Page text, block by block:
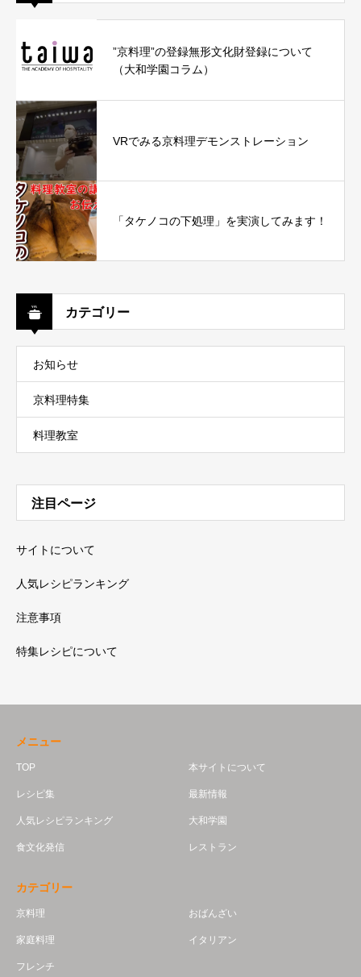
”京料理”の登録無形文化財登録について
（大和学園コラム）
VRでみる京料理デモンストレーション
「タケノコの下処理」を実演してみます！
カテゴリー
お知らせ
京料理特集
料理教室
注目ページ
サイトについて
人気レシピランキング
注意事項
特集レシピについて
メニュー
TOP 本サイトについて
レシピ集 最新情報
人気レシピランキング 大和学園
食文化発信 レストラン
カテゴリー
京料理 おばんざい
家庭料理 イタリアン
フレンチ